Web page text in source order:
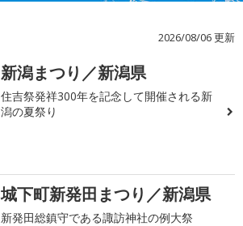
2026/08/06 更新
新潟まつり／新潟県
住吉祭発祥300年を記念して開催される新
潟の夏祭り
城下町新発田まつり／新潟県
新発田総鎮守である諏訪神社の例大祭